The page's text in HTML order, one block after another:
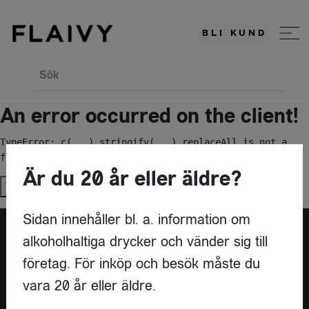
BLI KUND
Sök
An error occurred on the client!
TypeError: c(...).stringify(...).replaceAll is not a
function
Try again
Är du leverantör?
Är du 20 år eller äldre?
Sidan innehåller bl. a. information om
alkoholhaltiga drycker och vänder sig till
företag. För inköp och besök måste du
vara 20 år eller äldre.